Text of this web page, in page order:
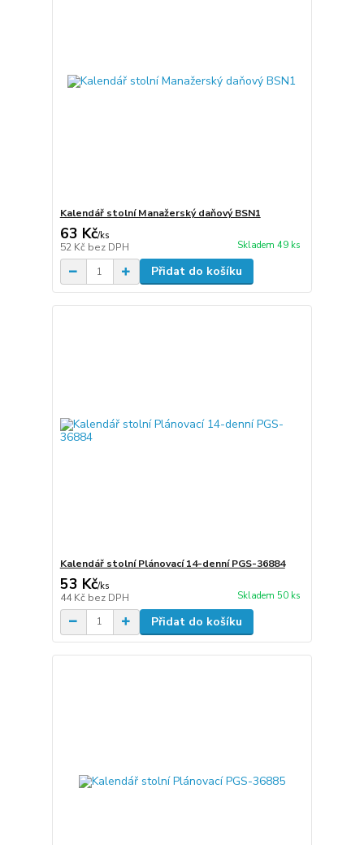
Kalendář stolní Manažerský daňový BSN1
63 Kč/ks
52 Kč bez DPH Skladem 49 ks
Přidat do košíku
Kalendář stolní Plánovací 14-denní PGS-36884
53 Kč/ks
44 Kč bez DPH Skladem 50 ks
Přidat do košíku